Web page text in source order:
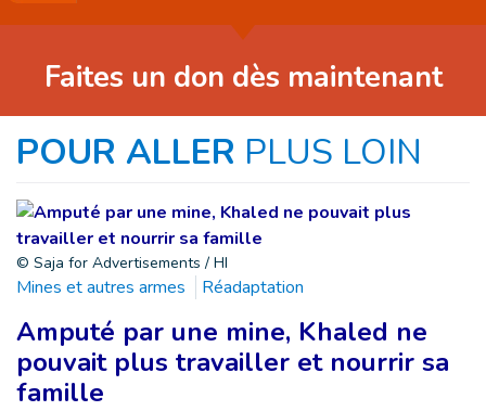
Faites un don dès maintenant
POUR ALLER PLUS LOIN
© Saja for Advertisements / HI
Mines et autres armes Réadaptation
Amputé par une mine, Khaled ne
pouvait plus travailler et nourrir sa
famille